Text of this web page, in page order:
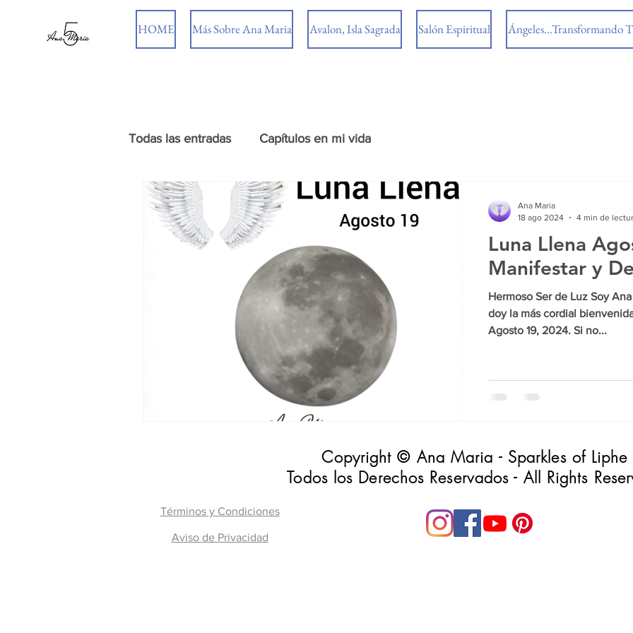
HOME Más Sobre Ana Maria Avalon, Isla Sagrada Salón Espiritual Ángeles...Transformando
Todas las entradas Capítulos en mi vida
Luna Llena
Manifestar y
Hermoso Ser de Luz Soy
doy la más cordial
Agosto 19, 2024. Si no...
Ana Maria
18 ago 2024
4 min de
Copyright © Ana Maria - Sparkles of Liphe
Todos los Derechos Reservados - All Rights
Términos y Condiciones
Aviso de Privacidad